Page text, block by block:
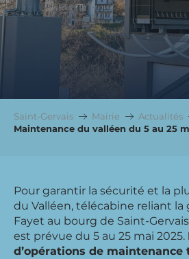
Saint-Gervais Mairie
Actualités
Maintenance du valléen du 5 au 25
Pour garantir la sécurité et la
du Valléen, télécabine reliant la
Fayet au bourg de Saint-
est prévue du 5 au 25 mai 2025.
d’opérations de maintenance